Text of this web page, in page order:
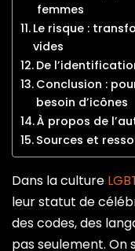
femmes
Le risque :
vides
De
Conclusion :
besoin d’icônes
À propos de
Sources et
Dans la culture
leur statut de
des codes, des
pas seulement. On